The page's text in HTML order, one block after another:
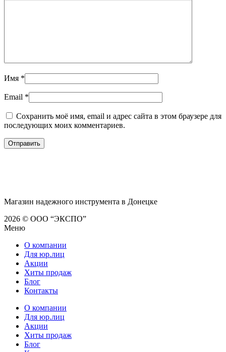
Имя *
Email *
Сохранить моё имя, email и адрес сайта в этом браузере для
последующих моих комментариев.
Магазин надежного инструмента в Донецке
2026 © ООО “ЭКСПО”
Меню
О компании
Для юр.лиц
Акции
Хиты продаж
Блог
Контакты
О компании
Для юр.лиц
Акции
Хиты продаж
Блог